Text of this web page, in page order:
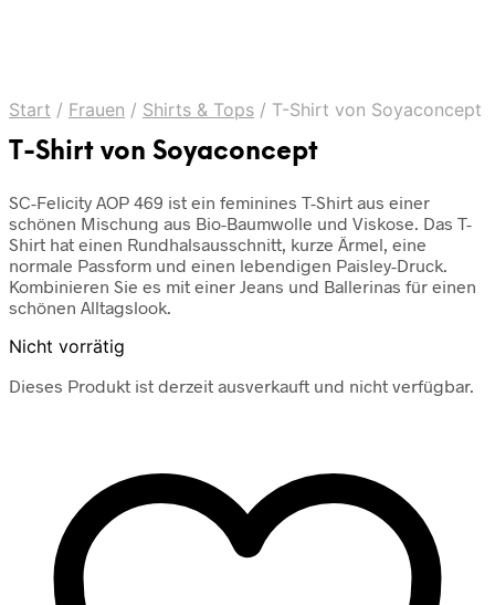
Start / Frauen / Shirts & Tops / T-Shirt von Soyaconcept
T-Shirt von Soyaconcept
SC-Felicity AOP 469 ist ein feminines T-Shirt aus einer
schönen Mischung aus Bio-Baumwolle und Viskose. Das T-
Shirt hat einen Rundhalsausschnitt, kurze Ärmel, eine
normale Passform und einen lebendigen Paisley-Druck.
Kombinieren Sie es mit einer Jeans und Ballerinas für einen
schönen Alltagslook.
Nicht vorrätig
Dieses Produkt ist derzeit ausverkauft und nicht verfügbar.